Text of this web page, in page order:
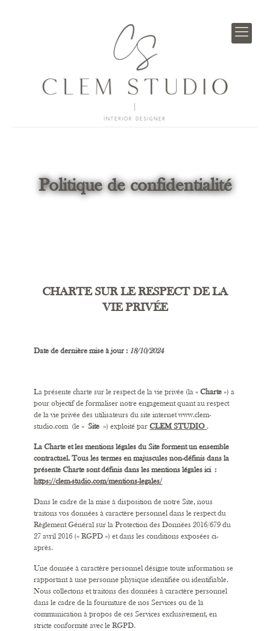
Politique de confidentialité
CHARTE SUR LE RESPECT DE LA
VIE PRIVÉE
Date de dernière mise à jour : 18/10/2024
La présente charte sur le respect de la vie privée (la «Charte ») a
pour objectif de formaliser notre engagement quant au respect
de la vie privée des utilisateurs du site internetwww.clem-
studio.com(le «Site») exploité parCLEM STUDIO .
La Charte et les mentions légales du Site forment un ensemble
contractuel. Tous les termes en majuscules non-définis dans la
présente Charte sont définis dans les mentions légales ici :
https://clem-studio.com/mentions-legales/
Dans le cadre de la mise à disposition de notre Site, nous
traitons vos données à caractère personnel dans le respect du
Règlement Général sur la Protection des Données 2016/679 du
27 avril 2016 (« RGPD ») et dans les conditions exposées ci-
après.
Une donnée à caractère personnel désigne toute information se
rapportant à une personne physique identifiée ou identifiable.
Nous collectons et traitons des données à caractère personnel
dans le cadre de la fourniture de nos Services ou de la
communication à propos de ces Services exclusivement, en
stricte conformité avec le RGPD.